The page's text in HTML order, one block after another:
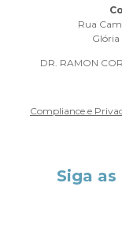
Rua
Glória
DR. RAMON
Compliance e
Siga